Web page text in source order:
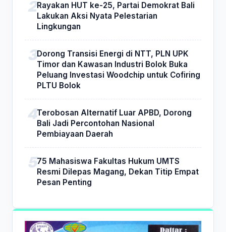
Rayakan HUT ke-25, Partai Demokrat Bali
Lakukan Aksi Nyata Pelestarian
Lingkungan
Dorong Transisi Energi di NTT, PLN UPK
Timor dan Kawasan Industri Bolok Buka
Peluang Investasi Woodchip untuk Cofiring
PLTU Bolok
Terobosan Alternatif Luar APBD, Dorong
Bali Jadi Percontohan Nasional
Pembiayaan Daerah
75 Mahasiswa Fakultas Hukum UMTS
Resmi Dilepas Magang, Dekan Titip Empat
Pesan Penting